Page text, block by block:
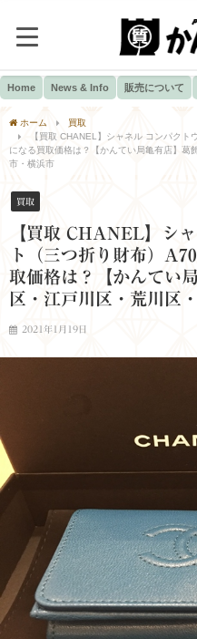
Home News & Info 販売について
ホーム
買取
【買取 CHANEL】シャネル コンパク
になる買取価格は？【かんてい局亀有店】葛
市・横浜市
買取
【買取 CHANEL】シ
ト（三つ折り財布）
取価格は？【かんてい
区・江戸川区・荒川区
2021年1月19日